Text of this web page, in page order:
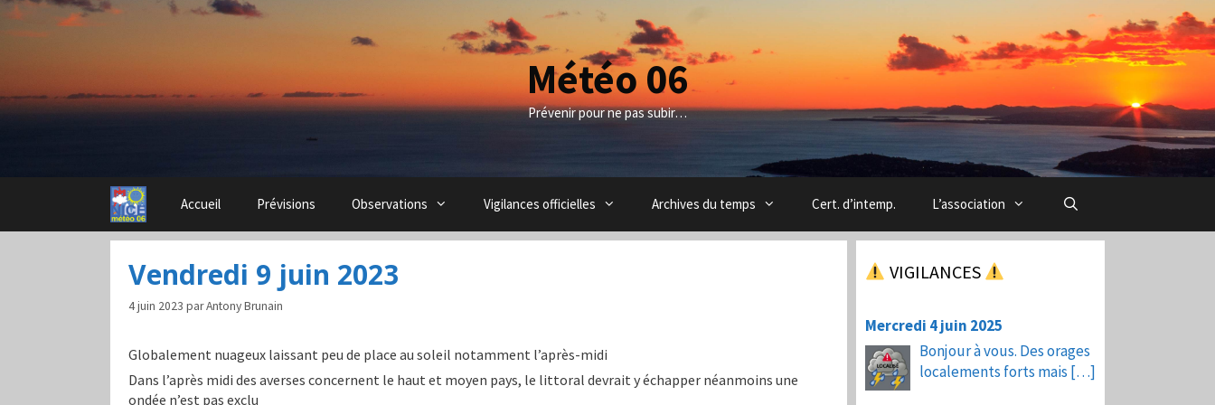
Aller
Météo 06
Prévenir pour ne pas subir…
Accueil Prévisions Observations Vigilances officielles Archives du temps Cert. d’intemp. L’association
Vendredi 9 juin 2023
4 juin 2023 parAntony Brunain
Globalement nuageux laissant peu de place au soleil notamment l’après-midi
Dans l’après midi des averses concernent le haut et moyen pays, le littoral devrait y échapper néanmoins une
ondée n’est pas exclu
VIGILANCES
Mercredi 4 juin 2025
Bonjour à vous. Des orages
localements forts mais […]